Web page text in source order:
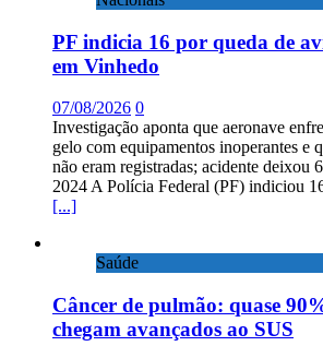
PF indicia 16 por queda de
em Vinhedo
07/08/2026 0
Investigação aponta que aeronave
gelo com equipamentos inoperantes e
não eram registradas; acidente deixou
2024 A Polícia Federal (PF) indiciou
[...]
Saúde
Câncer de pulmão: quase
chegam avançados ao SUS